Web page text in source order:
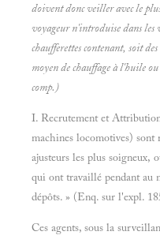
doivent donc veiller avec le
voyageur n'introduise dans les
chaufferettes contenant, soit
moyen de chauffage à l'huile
comp.)
I. Recrutement et
machines locomotives) sont
ajusteurs les plus soigneux,
qui ont travaillé pendant au
dépôts. » (Enq. sur l'expl.
Ces agents, sous la